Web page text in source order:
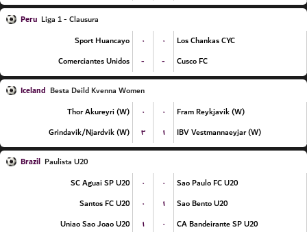
Peru Liga 1 - Clausura
Sport Huancayo
۰ ۰
Los Chankas CYC
Comerciantes Unidos
- - Cusco FC
Iceland Besta Deild Kvenna Women
Thor Akureyri (W)
۰ ۰
Fram Reykjavik (W)
Grindavik/Njardvik (W)
۳ ۱ IBV Vestmannaeyjar (W)
Brazil Paulista U20
SC Aguai SP U20
۰ ۰
Sao Paulo FC U20
Santos FC U20
۰ ۱
Sao Bento U20
Uniao Sao Joao U20
۱ ۰
CA Bandeirante SP U20